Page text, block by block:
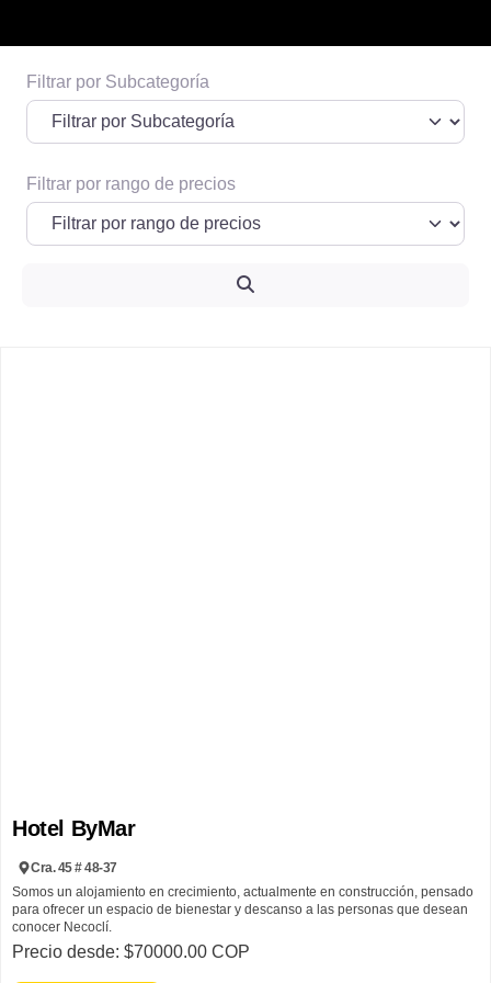
Espacio publicitario 1
Informacion de posibles prestadores o
Ver Más
Filtrar por Subcategoría
Filtrar por rango de precios
Hotel ByMar
Cra. 45 # 48-37
Somos un alojamiento en crecimiento, actualmente en construcción, pensado
para ofrecer un espacio de bienestar y descanso a las personas que desean
conocer Necoclí.
Precio desde: $70000.00 COP